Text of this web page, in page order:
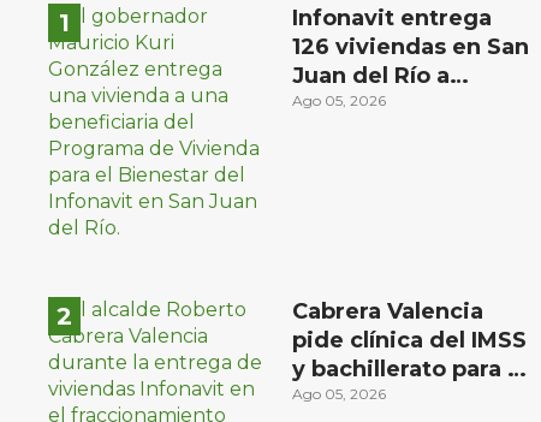
Infonavit entrega
126 viviendas en San
Juan del Río a
familias de bajos
Ago 05, 2026
Cabrera Valencia
pide clínica del IMSS
y bachillerato para la
zona oriente de San
Ago 05, 2026